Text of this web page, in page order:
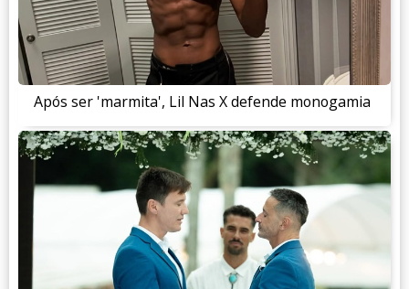
Após ser 'marmita', Lil Nas X defende monogamia